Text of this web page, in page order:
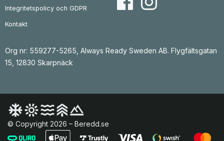
Integritetspolicy och GDPR
Kontakt
Org nr: 559277-5265, Always Ready Sweden AB. Flygfältsgatan
15, 12830 Skarpnäck
© Copyright 2026 – Beredd.se